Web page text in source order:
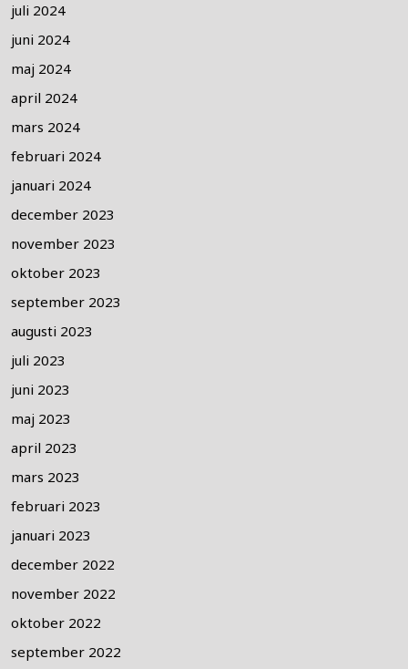
juli 2024
juni 2024
maj 2024
april 2024
mars 2024
februari 2024
januari 2024
december 2023
november 2023
oktober 2023
september 2023
augusti 2023
juli 2023
juni 2023
maj 2023
april 2023
mars 2023
februari 2023
januari 2023
december 2022
november 2022
oktober 2022
september 2022